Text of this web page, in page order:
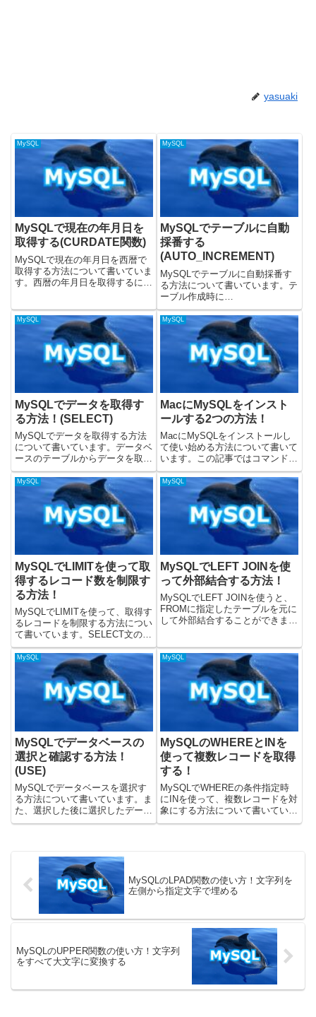
yasuaki
MySQL
MySQLで現在の年月日を
取得する(CURDATE関数)
MySQLで現在の年月日を西暦で
取得する方法について書いていま
す。西暦の年月日を取得するには
ュメントのこちらに書いていま
す。載せているSQLはMySQLの
バージョン8.0.32...
MySQL
MySQLでテーブルに自動
採番する
(AUTO_INCREMENT)
MySQLでテーブルに自動採番す
る方法について書いています。テ
ーブル作成時に
AUTO_INCREMENTを使うと、
指定したカラムに対して、番号を
自動で採番してくれます。また、
AUTO_INCREMENTの値を確認
する方法とリセットについても...
MySQL
MySQLでデータを取得す
る方法！(SELECT)
MySQLでデータを取得する方法
について書いています。データベ
ースのテーブルからデータを取得
するには、テーブルに対して
SELECT文を使うと良いです。
MySQLのバージョン8.0.32で、
動作を検証しています。テーブル
からデータを取得するM...
MySQL
MacにMySQLをインスト
ールする2つの方法！
MacにMySQLをインストールし
て使い始める方法について書いて
います。この記事ではコマンドか
らのインストールと、パッケージ
からのインストール方法について
書いています。プロジェクトごと
に環境を分たい時には、Docker
を使っても良いかと思い...
MySQL
MySQLでLIMITを使って取
得するレコード数を制限す
る方法！
MySQLでLIMITを使って、取得す
るレコードを制限する方法につい
て書いています。SELECT文の実
行時にLIMITを使うことで、取得
してくるレコード数を制限するこ
とができます。公式の記事には、
SELECTのページに書いていまし
た。載せて...
MySQL
MySQLでLEFT JOINを使
って外部結合する方法！
MySQLでLEFT JOINを使うと、
FROMに指定したテーブルを元に
して外部結合することができま
について書いています。MySQL
のバージョン8.0.33で、動作を検
MySQL
MySQLでデータベースの
選択と確認する方法！
(USE)
MySQLでデータベースを選択す
る方法について書いています。ま
た、選択した後に選択したデータ
ベースを取得する方法についても
ます。データベースを選択する方
法MySQLでデータ...
MySQL
MySQLのWHEREとINを
使って複数レコードを取得
する！
MySQLでWHEREの条件指定時
にINを使って、複数レコードを対
象にする方法について書いていま
す。WHEREで条件をつけるとき
MySQLのLPAD関数の使い方！文字列を
左側から指定文字で埋める
MySQLのUPPER関数の使い方！文字列
をすべて大文字に変換する